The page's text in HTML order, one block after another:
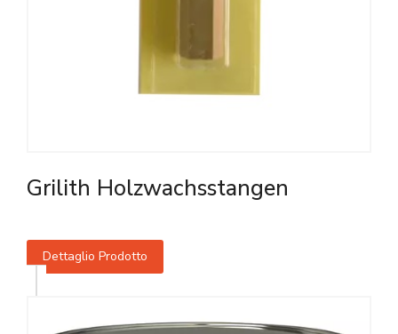
Grilith Holzwachsstangen
Dettaglio Prodotto